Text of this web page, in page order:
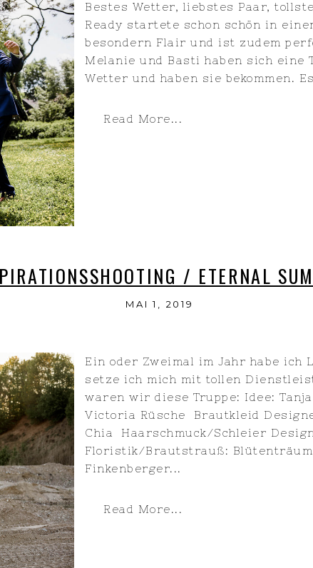
Bestes Wetter, liebstes Paar,
Ready startete schon schön in
besondern Flair und ist zudem
Melanie und Basti haben sich eine
Wetter und haben sie bekommen.
Read More...
/ ETERNAL
MAI 1, 2019
Ein oder Zweimal im Jahr habe ich
setze ich mich mit tollen
waren wir diese Truppe: Idee:
Victoria Rüsche Brautkleid
Chia Haarschmuck/Schleier
Floristik/Brautstrauß:
Finkenberger...
Read More...